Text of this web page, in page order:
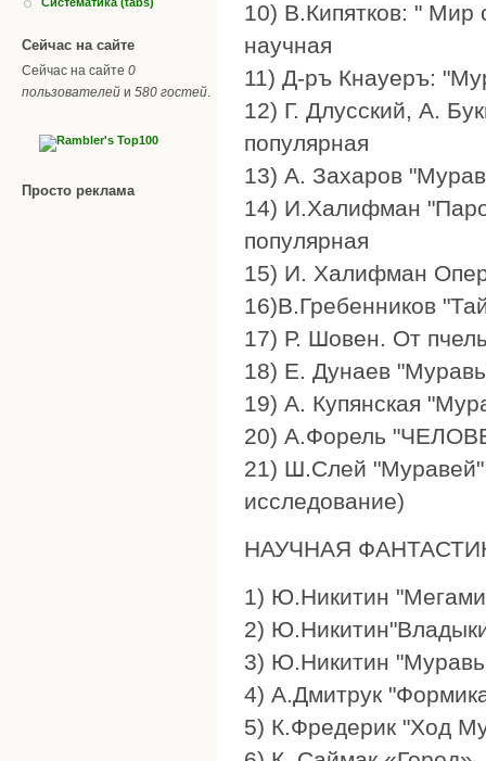
Сейчас на сайте
Сейчас на сайте 0
пользователей и 580 гостей.
Просто реклама
10) В.Кипятков: " Мир
научная
11) Д-ръ Кнауеръ:
12) Г. Длусский, А.
популярная
13) А. Захаров
14) И.Халифман
популярная
15) И. Халифман
16)В.Гребенников
17) Р. Шовен. От
18) Е. Дунаев
19) А. Купянская
20) А.Форель
21) Ш.Слей "Муравей"
исследование)
НАУЧНАЯ
1) Ю.Никитин
2)
3) Ю.Никитин
4) А.Дмитрук
5) К.Фредерик "Ход